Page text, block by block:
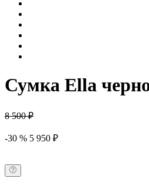
Сумка Ella
8 500 ₽
-30 % 5 950 ₽